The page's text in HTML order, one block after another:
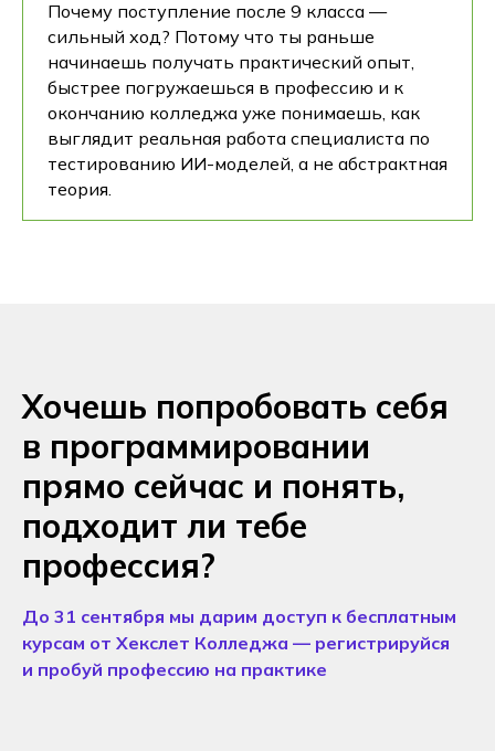
Почему поступление после 9 класса —
сильный ход? Потому что ты раньше
начинаешь получать практический опыт,
быстрее погружаешься в профессию и к
окончанию колледжа уже понимаешь, как
выглядит реальная работа специалиста по
тестированию ИИ-моделей, а не абстрактная
теория.
Хочешь попробовать себя
в программировании
прямо сейчас и понять,
подходит ли тебе
профессия?
До 31 сентября мы дарим доступ к бесплатным
курсам от Хекслет Колледжа — регистрируйся
и пробуй профессию на практике